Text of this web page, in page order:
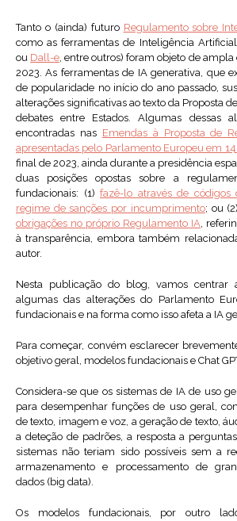
Tanto o (ainda) futuro Regulamento sobre
como as ferramentas de Inteligência
ou Dall-e, entre outros) foram objeto de ampla
2023. As ferramentas de IA generativa, que
de popularidade no início do ano passado,
alterações significativas ao texto da Proposta
debates entre Estados. Algumas dessas
encontradas nas Emendas à Proposta de
apresentadas pelo Parlamento Europeu em
final de 2023, ainda durante a presidência
duas posições opostas sobre a
fundacionais: (1)fazê-lo através de
regime de sanções por incumprimento; ou
obrigações no próprio Regulamento IA,
à transparência, embora também
autor.
Nesta publicação do blog, vamos centrar
algumas das alterações do Parlamento
fundacionais e na forma como isso afeta a IA
Para começar, convém esclarecer
objetivo geral, modelos fundacionais e Chat
Considera-se que os sistemas de IA de uso
para desempenhar funções de uso geral,
de texto, imagem e voz, a geração de texto,
a deteção de padrões, a resposta a
sistemas não teriam sido possíveis sem a
armazenamento e processamento de
dados (big data).
Os modelos fundacionais, por outro